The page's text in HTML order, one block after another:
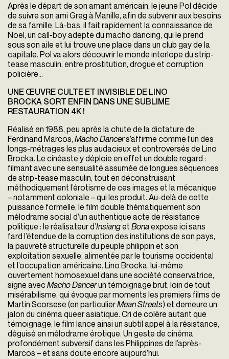
Après le départ de son amant américain, le jeune Pol décide
de suivre son ami Greg à Manille, afin de subvenir aux besoins
de sa famille. Là-bas, il fait rapidement la connaissance de
Noel, un call-boy adepte du macho dancing, qui le prend
sous son aile et lui trouve une place dans un club gay de la
capitale. Pol va alors découvrir le monde interlope du strip-
tease masculin, entre prostitution, drogue et corruption
policière…
UNE ŒUVRE CULTE ET INVISIBLE DE LINO
BROCKA SORT ENFIN DANS UNE SUBLIME
RESTAURATION 4K !
Réalisé en 1988, peu après la chute de la dictature de
Ferdinand Marcos, Macho Dancers’affirme comme l’un des
longs-métrages les plus audacieux et controversés de Lino
Brocka. Le cinéaste y déploie en effet un double regard :
filmant avec une sensualité assumée de longues séquences
de strip-tease masculin, tout en déconstruisant
méthodiquement l’érotisme de ces images et la mécanique
– notamment coloniale – qui les produit. Au-delà de cette
puissance formelle, le film double thématiquement son
mélodrame social d’un authentique acte de résistance
politique : le réalisateur d’Insianget Bonaexpose ici sans
fard l’étendue de la corruption des institutions de son pays,
la pauvreté structurelle du peuple philippin et son
exploitation sexuelle, alimentée par le tourisme occidental
et l’occupation américaine. Lino Brocka, lui-même
ouvertement homosexuel dans une société conservatrice,
signe avecMacho Dancerun témoignage brut, loin de tout
misérabilisme, qui évoque par moments les premiers films de
Martin Scorsese (en particulierMean Streets) et demeure un
jalon du cinéma queer asiatique. Cri de colère autant que
témoignage, le film lance ainsi un subtil appel à la résistance,
déguisé en mélodrame érotique. Un geste de cinéma
profondément subversif dans les Philippines de l’après-
Marcos – et sans doute encore aujourd’hui.